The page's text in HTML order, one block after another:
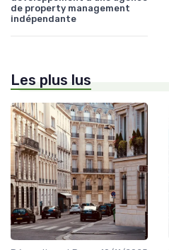
de property management
indépendante
Les plus lus